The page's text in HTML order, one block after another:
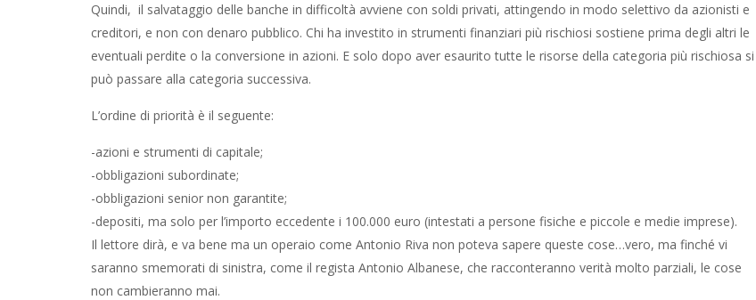
Quindi, il salvataggio delle banche in difficoltà avviene con soldi privati, attingendo in modo selettivo da azionisti e
creditori, e non con denaro pubblico. Chi ha investito in strumenti finanziari più rischiosi sostiene prima degli altri le
eventuali perdite o la conversione in azioni. E solo dopo aver esaurito tutte le risorse della categoria più rischiosa si
può passare alla categoria successiva.
L’ordine di priorità è il seguente:
-azioni e strumenti di capitale;
-obbligazioni subordinate;
-obbligazioni senior non garantite;
-depositi, ma solo per l’importo eccedente i 100.000 euro (intestati a persone fisiche e piccole e medie imprese).
Il lettore dirà, e va bene ma un operaio come Antonio Riva non poteva sapere queste cose…vero, ma finché vi
saranno smemorati di sinistra, come il regista Antonio Albanese, che racconteranno verità molto parziali, le cose
non cambieranno mai.